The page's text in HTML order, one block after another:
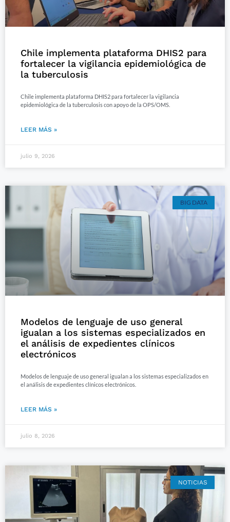
Chile implementa plataforma DHIS2 para
fortalecer la vigilancia epidemiológica de
la tuberculosis
Chile implementa plataforma DHIS2 para fortalecer la vigilancia
epidemiológica de la tuberculosis con apoyo de la OPS/OMS.
LEER MÁS »
julio 9, 2026
BIG DATA
Modelos de lenguaje de uso general
igualan a los sistemas especializados en
el análisis de expedientes clínicos
electrónicos
Modelos de lenguaje de uso general igualan a los sistemas especializados en
el análisis de expedientes clínicos electrónicos.
LEER MÁS »
julio 8, 2026
NOTICIAS